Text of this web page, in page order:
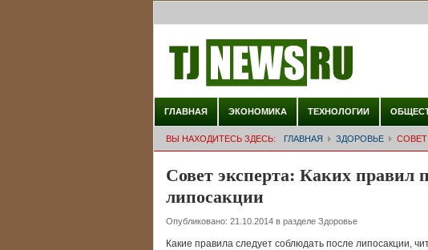
ГЛАВНАЯ ЭКОНОМИКА ТЕХНОЛОГИИ
ВЫ НАХОДИТЕСЬ ЗДЕСЬ: ГЛАВНАЯ ЗДОРОВЬЕ СОВЕТ
Совет эксперта: Каких правил
липосакции
Опубликовано: 21.10.2014 в разделе Здоровье
Какие правила следует соблюдать после липосакции,